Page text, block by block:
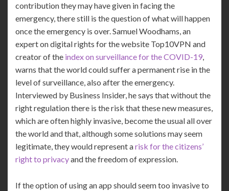
contribution they may have given in facing the
emergency, there still is the question of what will happen
once the emergency is over. Samuel Woodhams, an
expert on digital rights for the website Top10VPN and
creator of the index on surveillance for the COVID-19,
warns that the world could suffer a permanent rise in the
level of surveillance, also after the emergency.
Interviewed by Business Insider, he says that without the
right regulation there is the risk that these new measures,
which are often highly invasive, become the usual all over
the world and that, although some solutions may seem
legitimate, they would represent arisk for the citizens’
right to privacyand the freedom of expression.
If the option of using an app should seem too invasive to